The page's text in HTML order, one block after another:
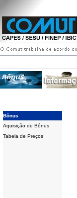
Bônus
Aquisição de Bônus
Tabela de Preços